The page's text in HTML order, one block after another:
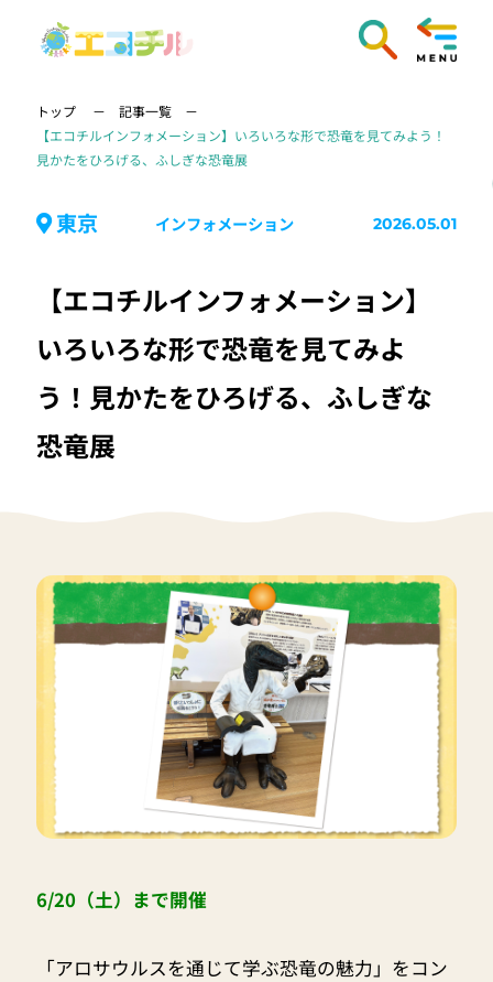
トップ
記事一覧
【エコチルインフォメーション】いろいろな形で恐竜を見てみよう！
見かたをひろげる、ふしぎな恐竜展
東京 インフォメーション 2026.05.01
【エコチルインフォメーション】
いろいろな形で恐竜を見てみよ
う！見かたをひろげる、ふしぎな
恐竜展
6/20（土）まで開催
「アロサウルスを通じて学ぶ恐竜の魅力」をコン